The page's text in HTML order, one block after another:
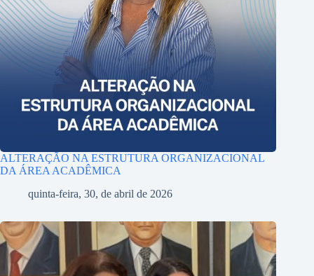
ALTERAÇÃO NA ESTRUTURA ORGANIZACIONAL
DA ÁREA ACADÊMICA
quinta-feira, 30, de abril de 2026